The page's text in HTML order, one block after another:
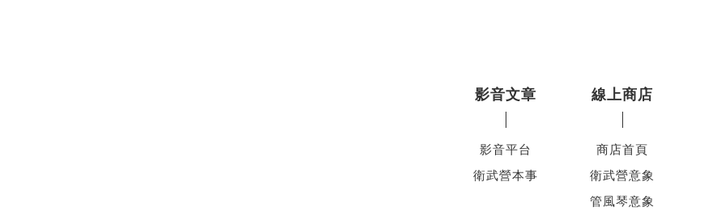
影音文章
影音平台
衛武營本事
線上商店
商店首頁
衛武營意象
管風琴意象